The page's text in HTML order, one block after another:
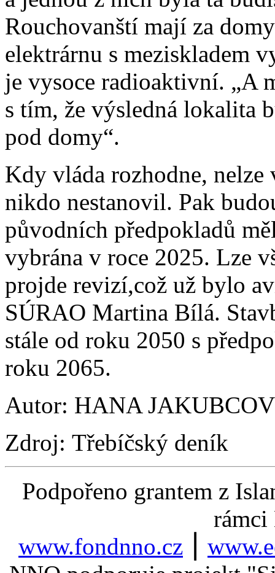
Rouchovanští mají za
elektrárnu s meziskladem
je vysoce radioaktivní. „A
s tím, že výsledná lokalita
pod domy“.
Kdy vláda rozhodne,
nikdo nestanovil. Pak
původních předpokladů
vybrána v roce 2025. Lze
projde revizí,což už bylo
SÚRAO Martina Bílá.
stále od roku 2050 s
roku 2065.
Autor: HANA
Zdroj: Třebíčský deník
Podpořeno grantem z
rámci
www.fondnno.cz